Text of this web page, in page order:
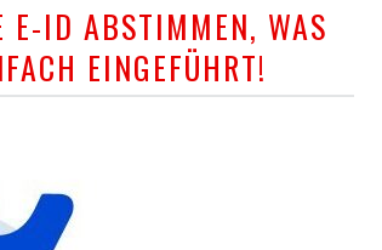
E-ID ABSTIMMEN, WAS
EINGEFÜHRT!